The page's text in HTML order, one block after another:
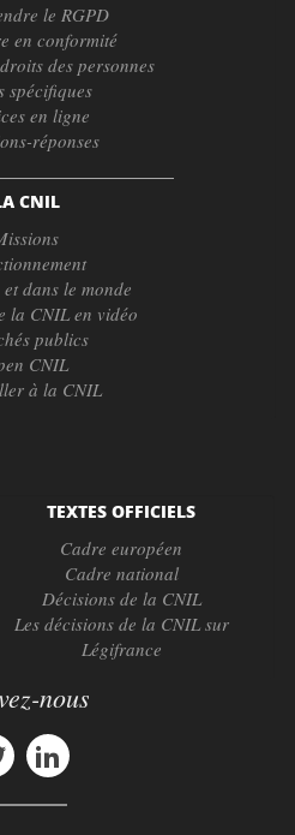
le RGPD
en conformité
des personnes
spécifiques
en ligne
réponses
CNIL
dans le monde
la CNIL en vidéo
publics
CNIL
à la CNIL
TEXTES OFFICIELS
Cadre européen
Cadre national
Décisions de la CNIL
Les décisions de la CNIL sur
Légifrance
nous